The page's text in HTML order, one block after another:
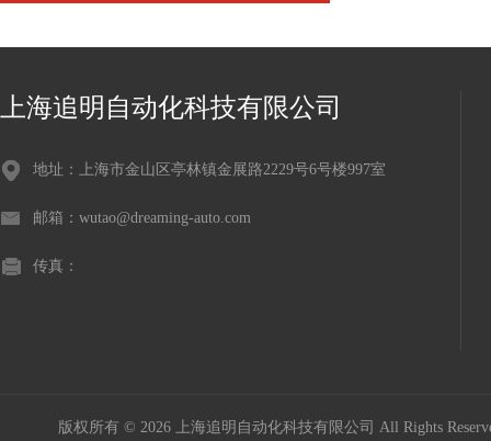
上海追明自动化科技有限公司
地址：上海市金山区亭林镇金展路2229号6号楼997室
邮箱：wutao@dreaming-auto.com
传真：
版权所有 © 2026 上海追明自动化科技有限公司 All Rights